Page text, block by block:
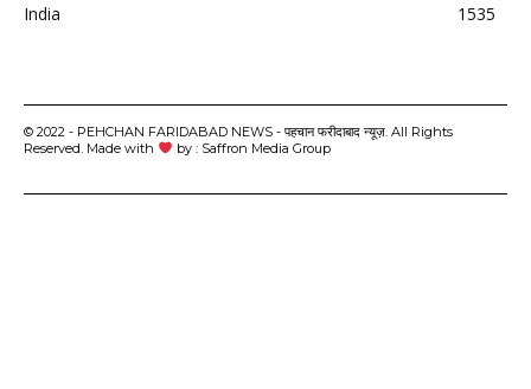
India
1535
© 2022 - PEHCHAN FARIDABAD NEWS - पहचान फरीदाबाद न्यूज़. All Rights
Reserved. Made with
by : Saffron Media Group